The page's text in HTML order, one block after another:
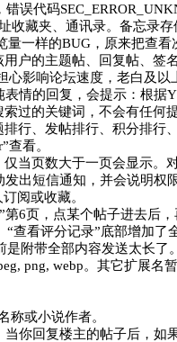
误代码
藏夹、通讯录。备忘录
一样的BUG，原来把查看
户的主题帖、回复帖、
影响论坛速度，老白及以
情的回复，会提示：根
过的关键词，不会有任何
行、发帖排行、积分排行
看。
当页数大于一页会显示。
出短信通知，并会说明权
阅或收藏。
6页，点某个帖子进去后
查看评分记录”底部增加了
附带全部内容发送太长了。
png, webp。其它扩展
称或小说作者。
你回复楼主的帖子后，